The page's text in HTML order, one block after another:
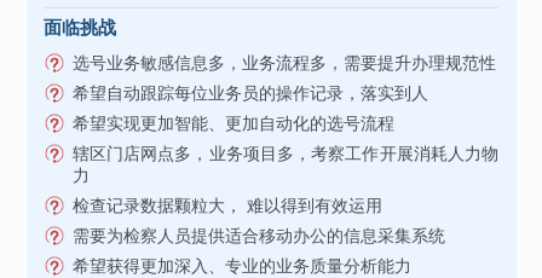
面临挑战
选号业务敏感信息多，业务流程多，需要提升办理规范性
希望自动跟踪每位业务员的操作记录，落实到人
希望实现更加智能、更加自动化的选号流程
辖区门店网点多，业务项目多，考察工作开展消耗人力物
力
检查记录数据颗粒大， 难以得到有效运用
需要为检察人员提供适合移动办公的信息采集系统
希望获得更加深入、专业的业务质量分析能力